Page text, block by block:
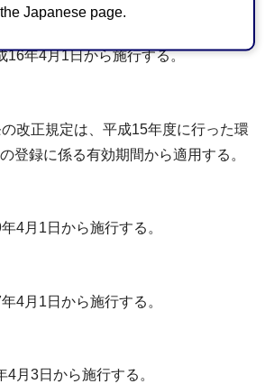
the Japanese page.
年4月1日から施行する。
改正規定は、平成15年度に行った環
登録に係る有効期間から適用する。
4月1日から施行する。
4月1日から施行する。
月3日から施行する。